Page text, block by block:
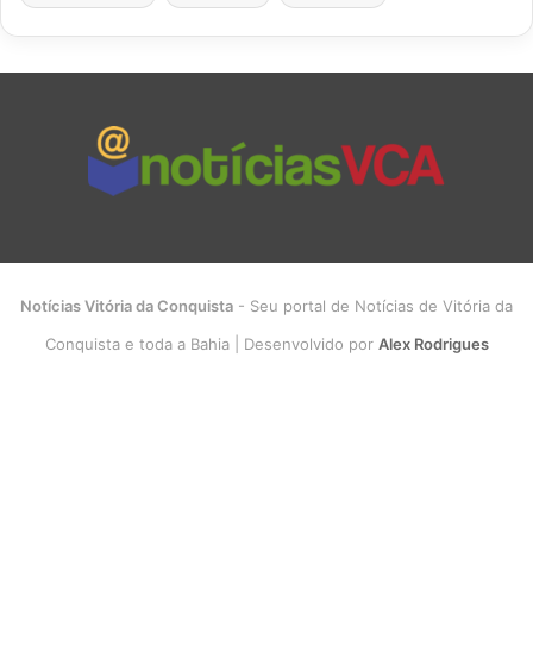
Notícias Vitória da Conquista - Seu portal de Notícias de Vitória da
Conquista e toda a Bahia | Desenvolvido por Alex Rodrigues